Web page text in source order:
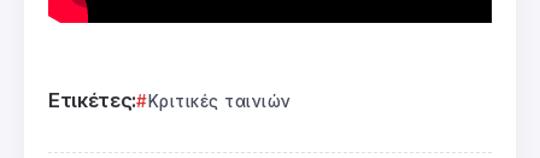
Ετικέτες: Κριτικές ταινιών